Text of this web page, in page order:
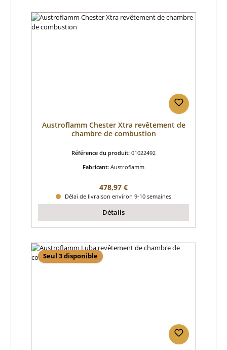
Austroflamm Chester Xtra revêtement de
chambre de combustion
Référence du produit: 01022492
Fabricant: Austroflamm
Prix régulier :
478,97 €
Délai de livraison environ 9-10 semaines
Détails
Seul 3 disponible